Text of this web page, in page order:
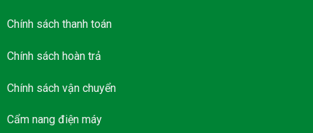
Chính sách thanh toán
Chính sách hoàn trả
Chính sách vận chuyển
Cẩm nang điện máy